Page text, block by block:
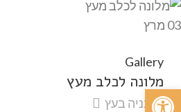
פתח סרגל נגישות
03 מרץ
Gallery
מלונה לכלב מעץ
בניה בעץ